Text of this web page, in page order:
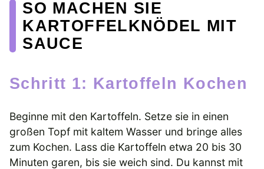
SO MACHEN SIE
KARTOFFELKNÖDEL MIT
SAUCE
Schritt 1: Kartoffeln Kochen
Beginne mit den Kartoffeln. Setze sie in einen
großen Topf mit kaltem Wasser und bringe alles
zum Kochen. Lass die Kartoffeln etwa 20 bis 30
Minuten garen, bis sie weich sind. Du kannst mit